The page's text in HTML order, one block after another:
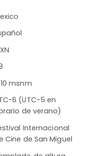
msnm
6 (UTC-5 en
de verano)
Internacional
Cine de San Miguel